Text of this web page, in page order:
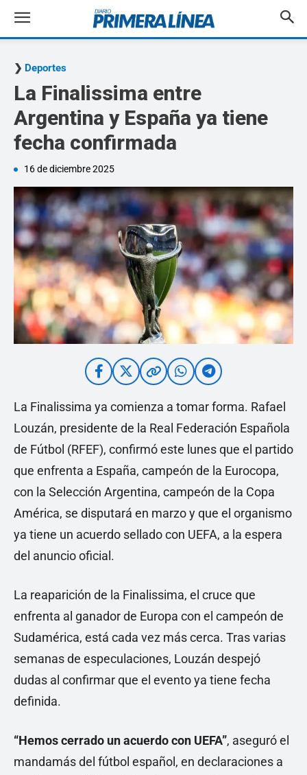
Deportes
La Finalissima entre
Argentina y España ya tiene
fecha confirmada
16 de diciembre 2025
La Finalissima ya comienza a tomar forma. Rafael
Louzán, presidente de la Real Federación Española
de Fútbol (RFEF), confirmó este lunes que el partido
que enfrenta a España, campeón de la Eurocopa,
con la Selección Argentina, campeón de la Copa
América, se disputará en marzo y que el organismo
ya tiene un acuerdo sellado con UEFA, a la espera
del anuncio oficial.
La reaparición de la Finalissima, el cruce que
enfrenta al ganador de Europa con el campeón de
Sudamérica, está cada vez más cerca. Tras varias
semanas de especulaciones, Louzán despejó
dudas al confirmar que el evento ya tiene fecha
definida.
“Hemos cerrado un acuerdo con UEFA”, aseguró el
mandamás del fútbol español, en declaraciones a